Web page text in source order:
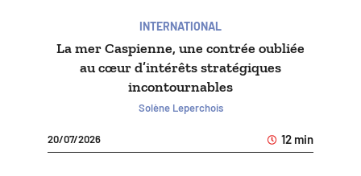
INTERNATIONAL
La mer Caspienne, une contrée oubliée
au cœur d’intérêts stratégiques
incontournables
Solène Leperchois
20/07/2026 12 min